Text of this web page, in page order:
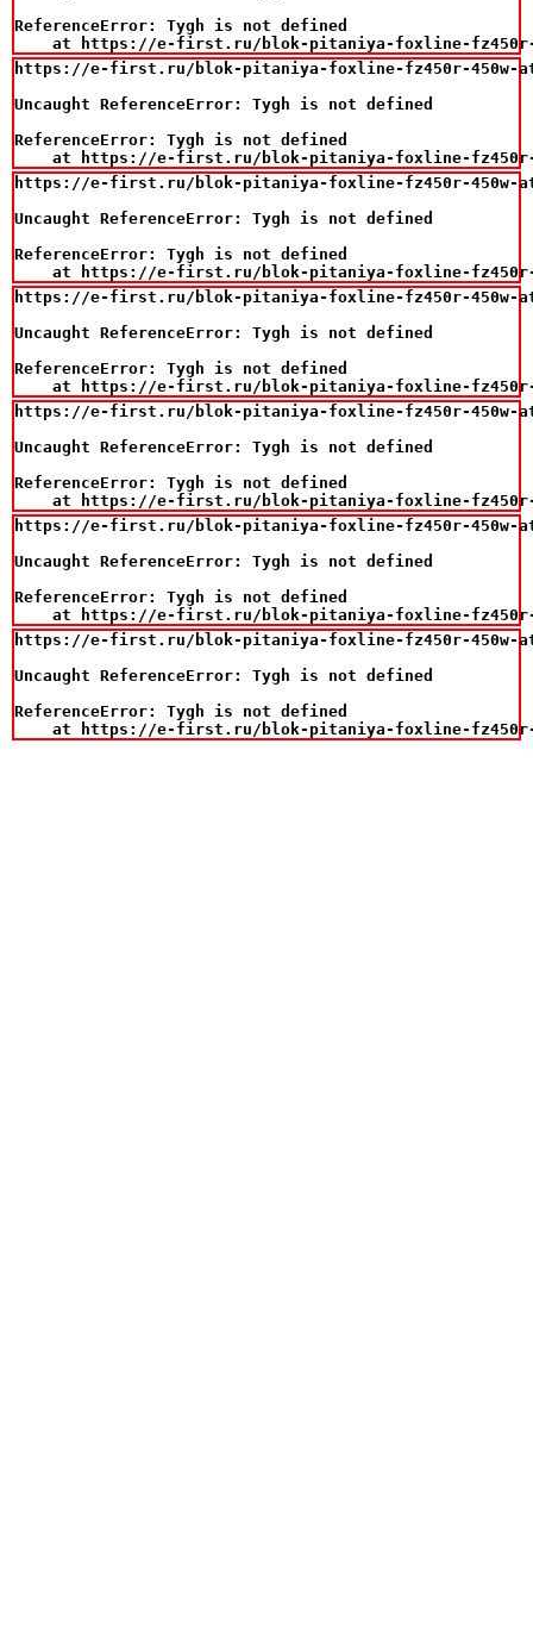
ReferenceError: Tygh is not defined
at https://e-first.ru/blok-pitaniya-foxline-
https://e-first.ru/blok-pitaniya-foxline-fz450r-450w-
Uncaught ReferenceError: Tygh is not defined
ReferenceError: Tygh is not defined
at https://e-first.ru/blok-pitaniya-foxline-
https://e-first.ru/blok-pitaniya-foxline-fz450r-450w-
Uncaught ReferenceError: Tygh is not defined
ReferenceError: Tygh is not defined
at https://e-first.ru/blok-pitaniya-foxline-
https://e-first.ru/blok-pitaniya-foxline-fz450r-450w-
Uncaught ReferenceError: Tygh is not defined
ReferenceError: Tygh is not defined
at https://e-first.ru/blok-pitaniya-foxline-
https://e-first.ru/blok-pitaniya-foxline-fz450r-450w-atx-
Uncaught ReferenceError: Tygh is not defined
ReferenceError: Tygh is not defined
at https://e-first.ru/blok-pitaniya-foxline-
https://e-first.ru/blok-pitaniya-foxline-fz450r-450w-
Uncaught ReferenceError: Tygh is not defined
ReferenceError: Tygh is not defined
at https://e-first.ru/blok-pitaniya-foxline-
https://e-first.ru/blok-pitaniya-foxline-fz450r-450w-
Uncaught ReferenceError: Tygh is not defined
ReferenceError: Tygh is not defined
at https://e-first.ru/blok-pitaniya-foxline-